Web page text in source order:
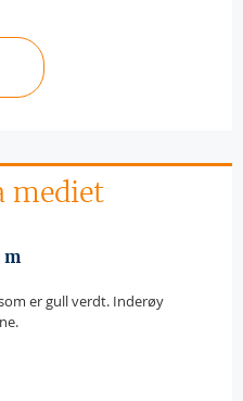
mediet
m
er gull verdt. Inderøy